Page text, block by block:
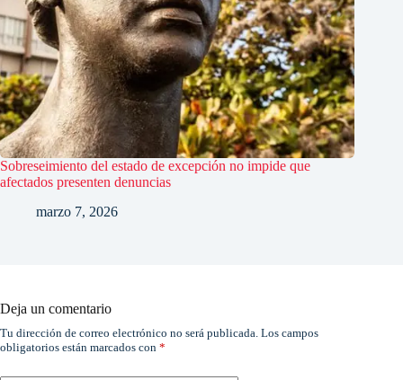
Sobreseimiento del estado de excepción no impide que
afectados presenten denuncias
marzo 7, 2026
Deja un comentario
Tu dirección de correo electrónico no será publicada. Los campos
obligatorios están marcados con *